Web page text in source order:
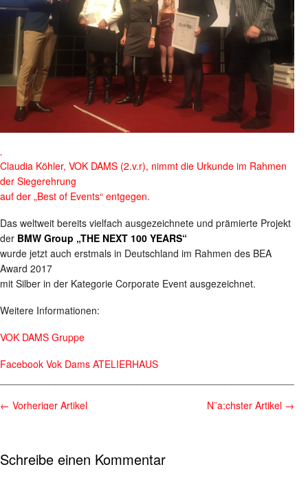
Claudia Köhler, VOK DAMS (2.v.r), nimmt die Urkunde im Rahmen
der Siegerehrung
auf der „Best of Events“ entgegen.
Das weltweit bereits vielfach ausgezeichnete und prämierte Projekt
der BMW Group „THE NEXT 100 YEARS“
wurde jetzt auch erstmals in Deutschland im Rahmen des BEA
Award 2017
mit Silber in der Kategorie Corporate Event ausgezeichnet.
Weitere Informationen:
VOK DAMS Gruppe
Facebook Vok Dams ATELIERHAUS
← Vorheriger Artikel N¨a;chster Artikel →
Schreibe einen Kommentar